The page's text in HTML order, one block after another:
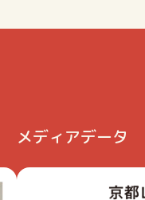
メディアデータ